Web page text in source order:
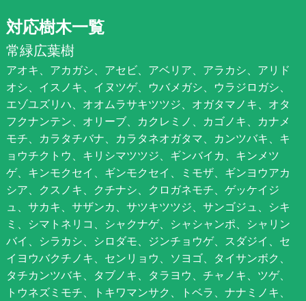
対応樹木一覧
常緑広葉樹
アオキ、アカガシ、アセビ、アベリア、アラカシ、アリド
オシ、イスノキ、イヌツゲ、ウバメガシ、ウラジロガシ、
エゾユズリハ、オオムラサキツツジ、オガタマノキ、オタ
フクナンテン、オリーブ、カクレミノ、カゴノキ、カナメ
モチ、カラタチバナ、カラタネオガタマ、カンツバキ、キ
ョウチクトウ、キリシマツツジ、ギンバイカ、キンメツ
ゲ、キンモクセイ、ギンモクセイ、ミモザ、ギンヨウアカ
シア、クスノキ、クチナシ、クロガネモチ、ゲッケイジ
ュ、サカキ、サザンカ、サツキツツジ、サンゴジュ、シキ
ミ、シマトネリコ、シャクナゲ、シャシャンポ、シャリン
バイ、シラカシ、シロダモ、ジンチョウゲ、スダジイ、セ
イヨウバクチノキ、センリョウ、ソヨゴ、タイサンボク、
タチカンツバキ、タブノキ、タラヨウ、チャノキ、ツゲ、
トウネズミモチ、トキワマンサク、トベラ、ナナミノキ、